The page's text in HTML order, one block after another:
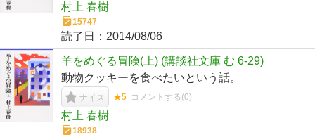
村上 春樹
15747
読了日： 2014/08/06
羊をめぐる冒険(上) (講談社文庫 む 6-29)
動物クッキーを食べたいという話。
ナイス ★5 コメントする(0)
村上 春樹
18938